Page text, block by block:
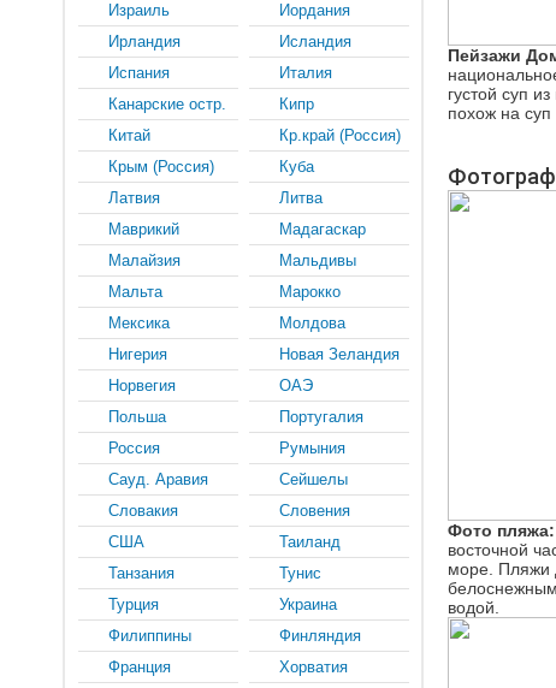
Пейзажи
густой суп
похож на суп
Фото пляжа:
восточной
море. Пляжи
водой.
Израиль
Иордания
Ирландия
Исландия
Испания
Италия
Канарские остр.
Кипр
Китай
Кр.край (Россия)
Крым (Россия)
Куба
Латвия
Литва
Маврикий
Мадагаскар
Малайзия
Мальдивы
Мальта
Марокко
Мексика
Молдова
Нигерия
Новая Зеландия
Норвегия
ОАЭ
Польша
Португалия
Россия
Румыния
Сауд. Аравия
Сейшелы
Словакия
Словения
США
Таиланд
Танзания
Тунис
Турция
Украина
Филиппины
Финляндия
Франция
Хорватия